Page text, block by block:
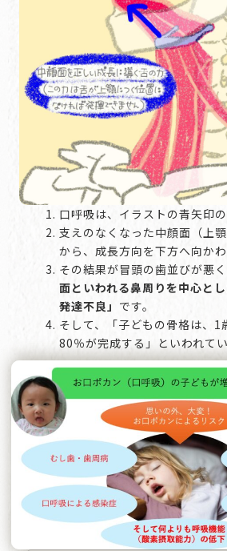
口呼吸は、イラストの青矢印の
支えのなくなった中顔面（上
から、成長方向を下方へ向かわ
その結果が冒頭の歯並びが悪く
面といわれる鼻周りを中心と
発達不良」 です。
そして、「子どもの骨格は、1
80％が完成する」といわれてい